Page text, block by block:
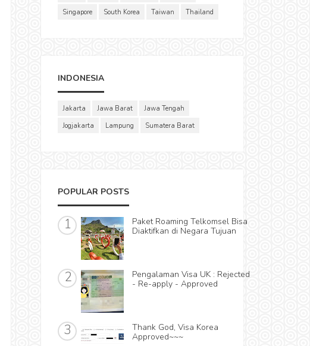
Singapore
South Korea Taiwan Thailand
INDONESIA
Jakarta Jawa Barat
Jawa Tengah
Jogjakarta
Lampung Sumatera Barat
POPULAR POSTS
Paket Roaming Telkomsel Bisa
Diaktifkan di Negara Tujuan
Pengalaman Visa UK : Rejected
- Re-apply - Approved
Thank God, Visa Korea
Approved~~~